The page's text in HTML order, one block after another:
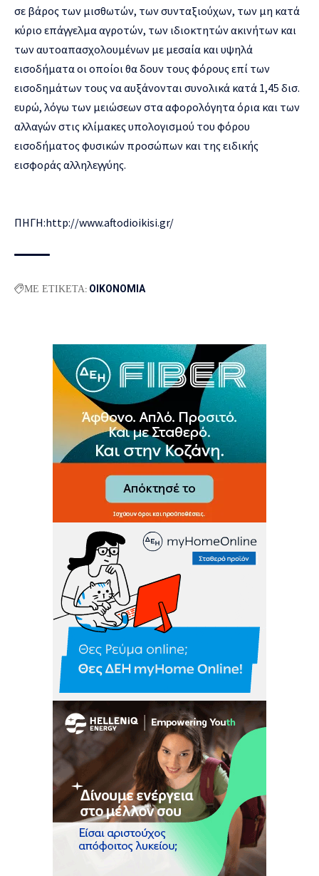
σε βάρος των μισθωτών, των συνταξιούχων, των μη κατά
κύριο επάγγελμα αγροτών, των ιδιοκτητών ακινήτων και
των αυτοαπασχολουμένων με μεσαία και υψηλά
εισοδήματα οι οποίοι θα δουν τους φόρους επί των
εισοδημάτων τους να αυξάνονται συνολικά κατά 1,45 δισ.
ευρώ, λόγω των μειώσεων στα αφορολόγητα όρια και των
αλλαγών στις κλίμακες υπολογισμού του φόρου
εισοδήματος φυσικών προσώπων και της ειδικής
εισφοράς αλληλεγγύης.
ΠΗΓΗ:http://www.aftodioikisi.gr/
ΜΕ ΕΤΙΚΕΤΑ: ΟΙΚΟΝΟΜΙΑ